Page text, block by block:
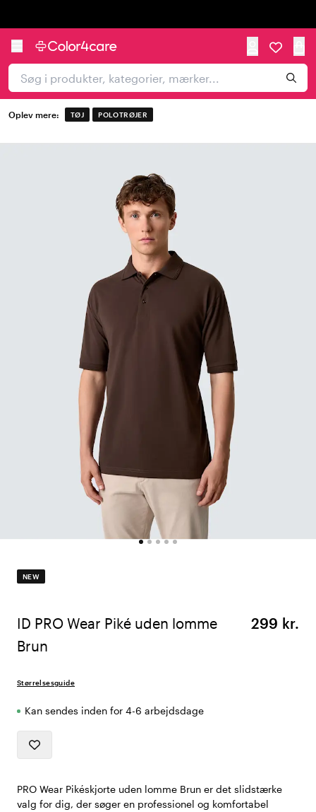
Oplev mere: TØJ POLOTRØJER
NEW
ID PRO Wear Piké uden lomme
Brun
299 kr.
Størrelsesguide
Kan sendes inden for 4-6 arbejdsdage
PRO Wear Pikéskjorte uden lomme Brun er det slidstærke
valg for dig, der søger en professionel og komfortabel